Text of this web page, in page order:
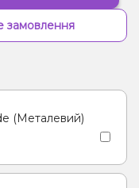
Ківі, Полуниця
Мультифрукт
замовлення
(Металевий)